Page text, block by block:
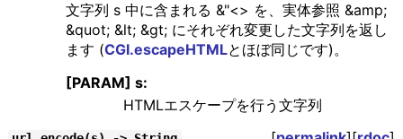
文字列 s 中に含まれる &"<> を、実体参照 &amp;
&quot; &lt; &gt; にそれぞれ変更した文字列を返し
ます (CGI.escapeHTMLとほぼ同じです)。
[PARAM] s:
HTMLエスケープを行う文字列